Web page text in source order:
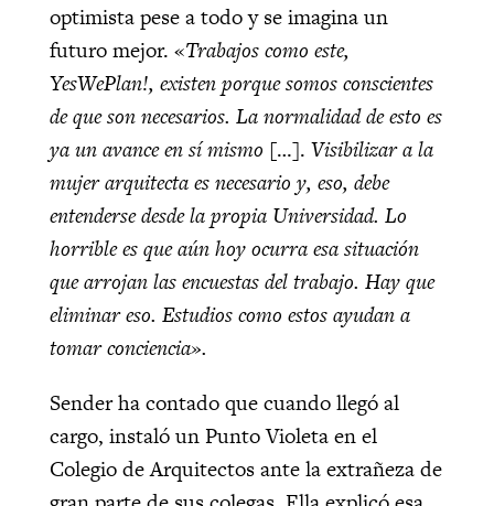
optimista pese a todo y se imagina un
futuro mejor. «Trabajos como este,
YesWePlan!, existen porque somos conscientes
de que son necesarios. La normalidad de esto es
ya un avance en sí mismo […]. Visibilizar a la
mujer arquitecta es necesario y, eso, debe
entenderse desde la propia Universidad. Lo
horrible es que aún hoy ocurra esa situación
que arrojan las encuestas del trabajo. Hay que
eliminar eso. Estudios como estos ayudan a
tomar conciencia».
Sender ha contado que cuando llegó al
cargo, instaló un Punto Violeta en el
Colegio de Arquitectos ante la extrañeza de